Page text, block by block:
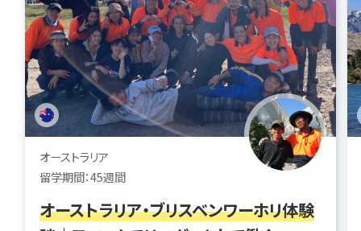
オーストラリア
留学期間：45週間
オーストラリア・ブリスベンワーホリ体験